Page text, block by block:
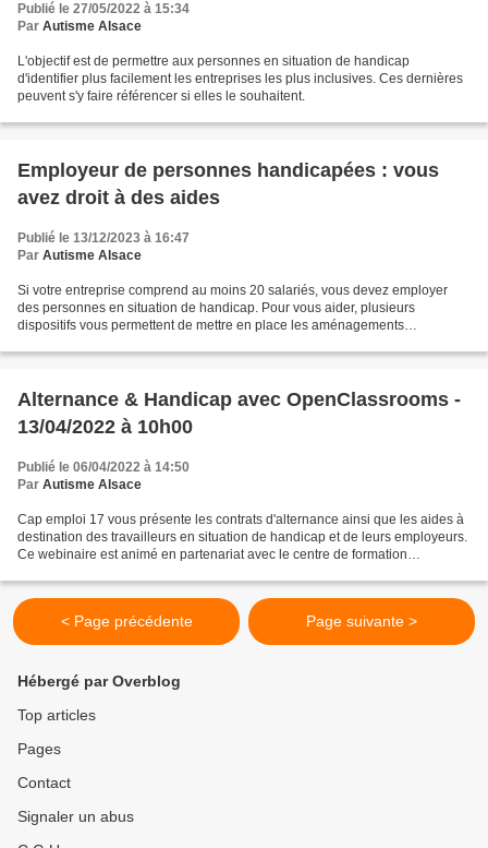
Publié le 27/05/2022 à 15:34
Par Autisme Alsace
L'objectif est de permettre aux personnes en situation de handicap
d'identifier plus facilement les entreprises les plus inclusives. Ces dernières
peuvent s'y faire référencer si elles le souhaitent.
Employeur de personnes handicapées : vous
avez droit à des aides
Publié le 13/12/2023 à 16:47
Par Autisme Alsace
Si votre entreprise comprend au moins 20 salariés, vous devez employer
des personnes en situation de handicap. Pour vous aider, plusieurs
dispositifs vous permettent de mettre en place les aménagements
Alternance & Handicap avec OpenClassrooms -
13/04/2022 à 10h00
Publié le 06/04/2022 à 14:50
Par Autisme Alsace
Cap emploi 17 vous présente les contrats d'alternance ainsi que les aides à
destination des travailleurs en situation de handicap et de leurs employeurs.
Ce webinaire est animé en partenariat avec le centre de formation
< Page précédente Page suivante >
Hébergé par Overblog
Top articles
Pages
Contact
Signaler un abus